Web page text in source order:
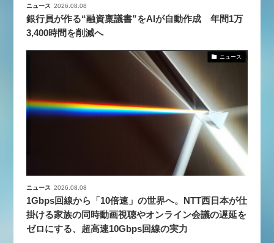
ニュース 2026.08.08
銀行員が作る“融資稟議書”をAIが自動作成 年間1万
3,400時間を削減へ
ニュース
ニュース 2026.08.08
1Gbps回線から「10倍速」の世界へ。NTT西日本が仕
掛ける家族の同時動画視聴やオンライン会議の遅延を
ゼロにする、超高速10Gbps回線の実力